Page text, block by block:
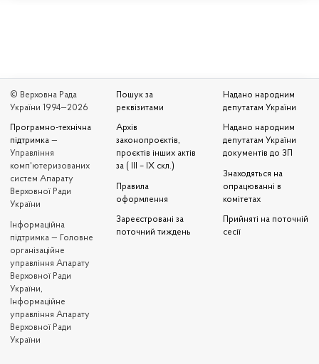
© Верховна Рада
України 1994—2026
Програмно-технічна
підтримка —
Управління
комп'ютеризованих
систем Апарату
Верховної Ради
України
Iнформаційна
підтримка — Головне
організаційне
управління Апарату
Верховної Ради
України,
Інформаційне
управління Апарату
Верховної Ради
України
Пошук за
реквізитами
Архів
законопроєктів,
проєктів інших актів
за ( III – IX скл.)
Правила
оформлення
Зареєстровані за
поточний тиждень
Надано народним
депутатам України
Надано народним
депутатам України
документів до ЗП
Знаходяться на
опрацюванні в
комітетах
Прийняті на поточній
сесії